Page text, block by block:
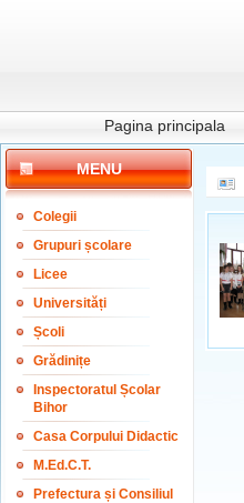
Pagina principala
MENU
Colegii
Grupuri școlare
Licee
Universități
Școli
Grădinițe
Inspectoratul Școlar
Bihor
Casa Corpului Didactic
M.Ed.C.T.
Prefectura și Consiliul